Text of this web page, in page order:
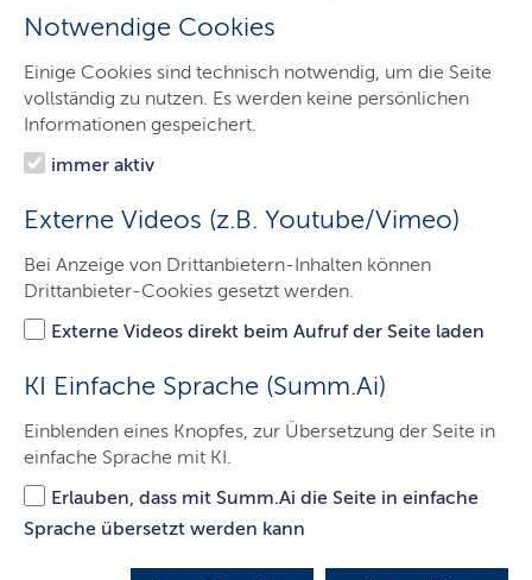
Notwendige Cookies
Einige Cookies sind technisch notwendig, um die Seite
vollständig zu nutzen. Es werden keine persönlichen
Informationen gespeichert.
immer aktiv
Externe Videos (z.B. Youtube/Vimeo)
Bei Anzeige von Drittanbietern-Inhalten können
Drittanbieter-Cookies gesetzt werden.
Externe Videos direkt beim Aufruf der Seite laden
KI Einfache Sprache (Summ.Ai)
Einblenden eines Knopfes, zur Übersetzung der Seite in
einfache Sprache mit KI.
Erlauben, dass mit Summ.Ai die Seite in einfache
Sprache übersetzt werden kann
Start
Ministerin
Ministerium
Themen
Presse
Leichte Sprache
Hinweise zur elektronischen
Kommunikation
LETZTE AKTUALISIERUNG: 14.01.2025